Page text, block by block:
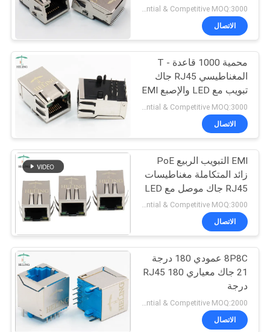
المعمل
مراقبة
الجودة
اتصل
اطلب
اقتباس
خريطة
الموقع
سياسة
الخصوصية
الإصبع الجانبي
الاتصال
محمية 1000 قاعدة - T
المغناطيسي RJ45 جاك
تبويب مع LED والإصبع EMI
الاتصال
EMI التبويب الربيع PoE
زائد المتكاملة مغناطيسات
RJ45 جاك موصل مع LED
Preferential & Competitive MOQ:3000
الاتصال
8P8C عمودي 180 درجة
21 جاك معياري RJ45 180
درجة
Preferential & Competitive MOQ:2000
الاتصال